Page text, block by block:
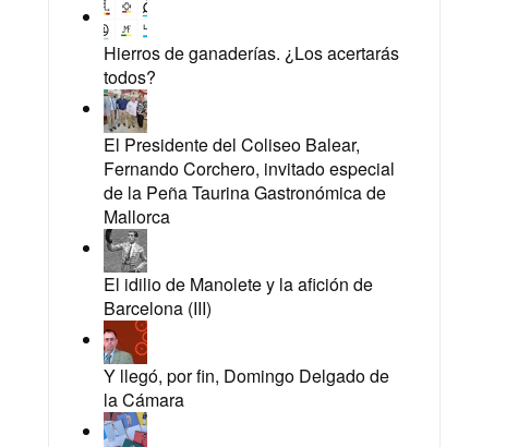
Hierros de ganaderías. ¿Los acertarás
todos?
El Presidente del Coliseo Balear,
Fernando Corchero, invitado especial
de la Peña Taurina Gastronómica de
Mallorca
El idilio de Manolete y la afición de
Barcelona (III)
Y llegó, por fin, Domingo Delgado de
la Cámara